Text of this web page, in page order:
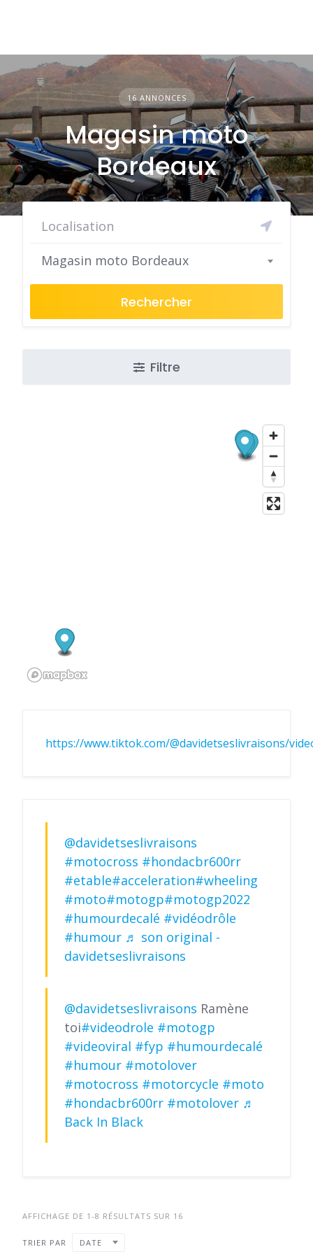
16 ANNONCES
Magasin moto
Bordeaux
Magasin moto Bordeaux
Rechercher
Filtre
https://www.tiktok.com/@davidetseslivraisons/
@davidetseslivraisons
#motocross #hondacbr600rr
#etable#acceleration#wheeling
#moto#motogp#motogp2022
#humourdecalé #vidéodrôle
#humour ♬ son original -
davidetseslivraisons
@davidetseslivraisons Ramène
toi#videodrole #motogp
#videoviral #fyp #humourdecalé
#humour #motolover
#motocross #motorcycle #moto
#hondacbr600rr #motolover ♬
Back In Black
AFFICHAGE DE 1-8 RÉSULTATS SUR 16
TRIER PAR DATE